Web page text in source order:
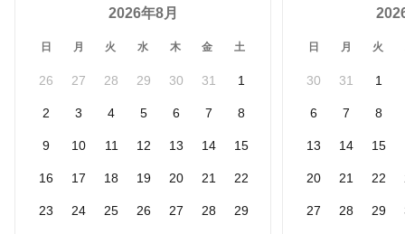
2026年8月
日 月 火 水 木 金 土
26 27 28 29 30 31 1
2 3 4 5 6 7 8
9 10 11 12 13 14 15
16 17 18 19 20 21 22
23 24 25 26 27 28 29
日 月 火
30 31 1
6 7 8
13 14 15
20 21 22
27 28 29